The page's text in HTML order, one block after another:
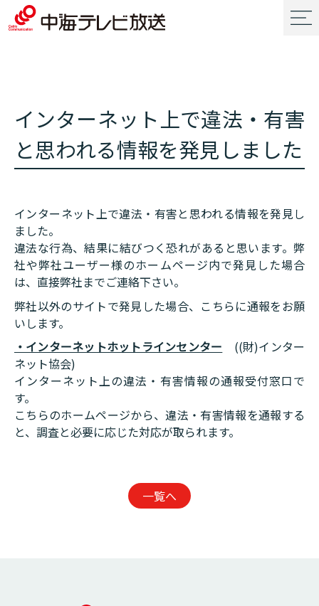
インターネット上で違法・有害
と思われる情報を発見しました
インターネット上で違法・有害と思われる情報を発見し
ました。
違法な行為、結果に結びつく恐れがあると思います。弊
社や弊社ユーザー様のホームページ内で発見した場合
は、直接弊社までご連絡下さい。
弊社以外のサイトで発見した場合、こちらに通報をお願
いします。
・インターネットホットラインセンター ((財)インター
ネット協会)
インターネット上の違法・有害情報の通報受付窓口で
す。
こちらのホームページから、違法・有害情報を通報する
と、調査と必要に応じた対応が取られます。
一覧へ